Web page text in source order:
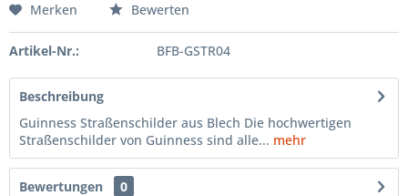
Merken Bewerten
Artikel-Nr.: BFB-GSTR04
Beschreibung
Guinness Straßenschilder aus Blech Die hochwertigen
Straßenschilder von Guinness sind alle... mehr
Bewertungen
0